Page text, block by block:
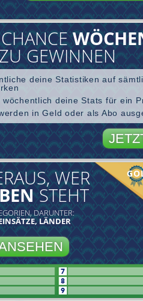
GEWINNEN
deine Statistiken auf
wöchentlich deine Stats für ein
in Geld oder als Abo
WER
STEHT
DARUNTER:
LÄNDER